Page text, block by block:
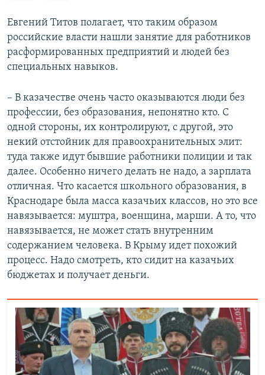
д
ы
д
у
й
с
л
а
й
д
д
у
ю
щ
й
с
л
а
й
д
Евгений Титов полагает, что таким образом
российские власти нашли занятие для работников
расформированных предприятий и людей без
специальных навыков.
– В казачестве очень часто оказываются люди без
профессии, без образования, непонятно кто. С
одной стороны, их контролируют, с другой, это
некий отстойник для правоохранительных элит:
туда также идут бывшие работники полиции и так
далее. Особенно ничего делать не надо, а зарплата
отличная. Что касается школьного образования, в
Краснодаре была масса казачьих классов, но это все
навязывается: муштра, военщина, марши. А то, что
навязывается, не может стать внутренним
содержанием человека. В Крыму идет похожий
процесс. Надо смотреть, кто сидит на казачьих
бюджетах и получает деньги.